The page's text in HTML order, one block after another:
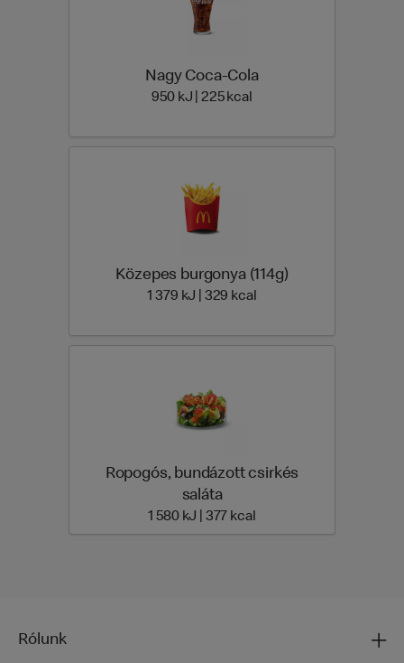
Nagy Coca-Cola
950 kJ | 225 kcal
Közepes burgonya (114g)
1 379 kJ | 329 kcal
Ropogós, bundázott csirkés
saláta
1 580 kJ | 377 kcal
Rólunk